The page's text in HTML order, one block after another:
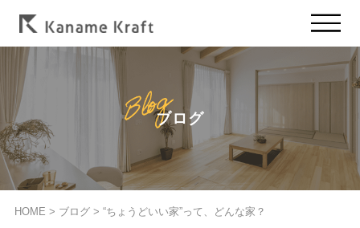
ブログ
HOME > ブログ> “ちょうどいい家”って、どんな家？